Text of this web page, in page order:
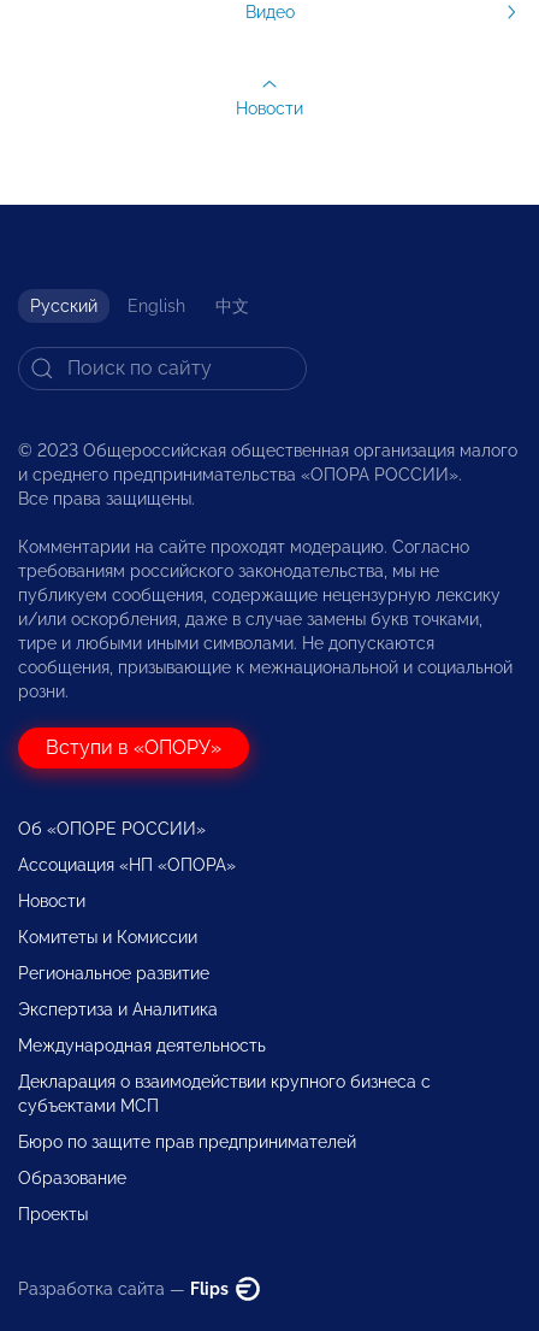
Видео
Новости
Русский English 中文
© 2023 Общероссийская общественная организация малого
и среднего предпринимательства «ОПОРА РОССИИ».
Все права защищены.
Комментарии на сайте проходят модерацию. Согласно
требованиям российского законодательства, мы не
публикуем сообщения, содержащие нецензурную лексику
и/или оскорбления, даже в случае замены букв точками,
тире и любыми иными символами. Не допускаются
сообщения, призывающие к межнациональной и социальной
розни.
Вступи в «ОПОРУ»
Об «ОПОРЕ РОССИИ»
Ассоциация «НП «ОПОРА»
Новости
Комитеты и Комиссии
Региональное развитие
Экспертиза и Аналитика
Международная деятельность
Декларация о взаимодействии крупного бизнеса с
субъектами МСП
Бюро по защите прав предпринимателей
Образование
Проекты
Разработка сайта — Flips